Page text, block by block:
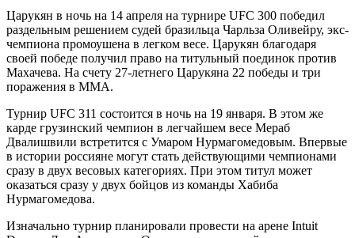
Царукян в ночь на 14 апреля на турнире UFC 300 победил
раздельным решением судей бразильца Чарльза Оливейру, экс-
чемпиона промоушена в легком весе. Царукян благодаря
своей победе получил право на титульный поединок против
Махачева. На счету 27-летнего Царукяна 22 победы и три
поражения в ММА.
Турнир UFC 311 состоится в ночь на 19 января. В этом же
карде грузинский чемпион в легчайшем весе Мераб
Двалишвили встретится с Умаром Нурмагомедовым. Впервые
в истории россияне могут стать действующими чемпионами
сразу в двух весовых категориях. При этом титул может
оказаться сразу у двух бойцов из команды Хабиба
Нурмагомедова.
Изначально турнир планировали провести на арене Intuit